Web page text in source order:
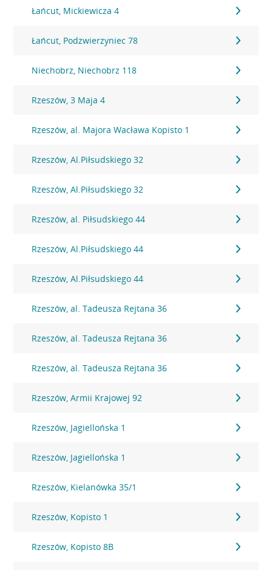
Łańcut, Mickiewicza 4
Łańcut, Podzwierzyniec 78
Niechobrz, Niechobrz 118
Rzeszów, 3 Maja 4
Rzeszów, al. Majora Wacława Kopisto 1
Rzeszów, Al.Piłsudskiego 32
Rzeszów, Al.Piłsudskiego 32
Rzeszów, al. Piłsudskiego 44
Rzeszów, Al.Piłsudskiego 44
Rzeszów, Al.Piłsudskiego 44
Rzeszów, al. Tadeusza Rejtana 36
Rzeszów, al. Tadeusza Rejtana 36
Rzeszów, al. Tadeusza Rejtana 36
Rzeszów, Armii Krajowej 92
Rzeszów, Jagiellońska 1
Rzeszów, Jagiellońska 1
Rzeszów, Kielanówka 35/1
Rzeszów, Kopisto 1
Rzeszów, Kopisto 8B